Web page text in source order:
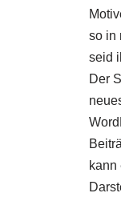
so in
seid
Der
kann